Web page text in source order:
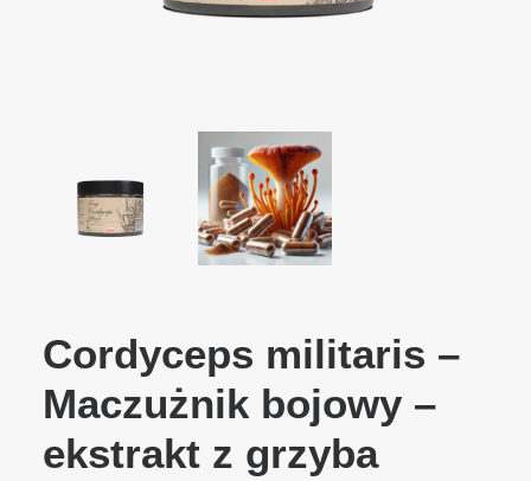
Cordyceps militaris –
Maczużnik bojowy –
ekstrakt z grzyba